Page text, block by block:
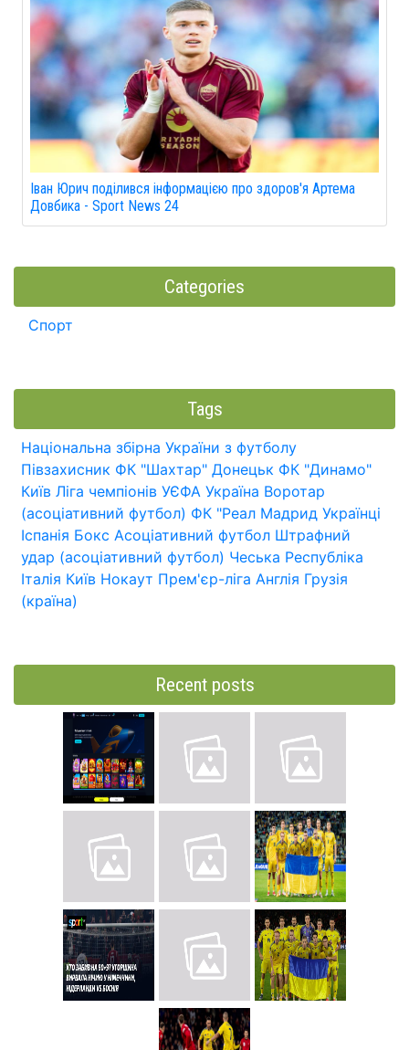
Іван Юрич поділився інформацією про здоров'я Артема
Довбика - Sport News 24
Categories
Спорт
Tags
Національна збірна України з футболу
Півзахисник ФК "Шахтар" Донецьк ФК "Динамо"
Київ Ліга чемпіонів УЄФА Україна Воротар
(асоціативний футбол) ФК "Реал Мадрид Українці
Іспанія Бокс Асоціативний футбол Штрафний
удар (асоціативний футбол) Чеська Республіка
Італія Київ Нокаут Прем'єр-ліга Англія Грузія
(країна)
Recent posts